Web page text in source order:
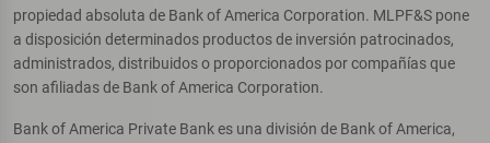
propiedad absoluta de Bank of America Corporation. MLPF&S pone
a disposición determinados productos de inversión patrocinados,
administrados, distribuidos o proporcionados por compañías que
son afiliadas de Bank of America Corporation.
Bank of America Private Bank es una división de Bank of America,